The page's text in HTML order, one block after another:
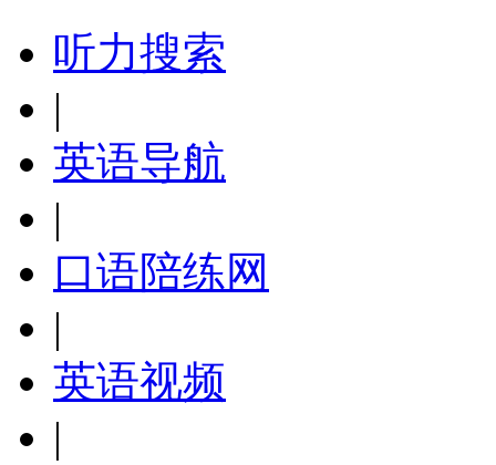
听力搜索
|
英语导航
|
口语陪练网
|
英语视频
|